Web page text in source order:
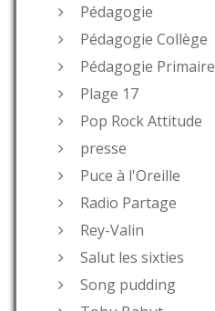
Pédagogie
Pédagogie Collège
Pédagogie Primaire
Plage 17
Pop Rock Attitude
presse
Puce à l'Oreille
Radio Partage
Rey-Valin
Salut les sixties
Song pudding